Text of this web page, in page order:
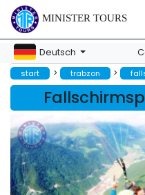
MINISTER TOURS
Deutsch
start > trabzon >